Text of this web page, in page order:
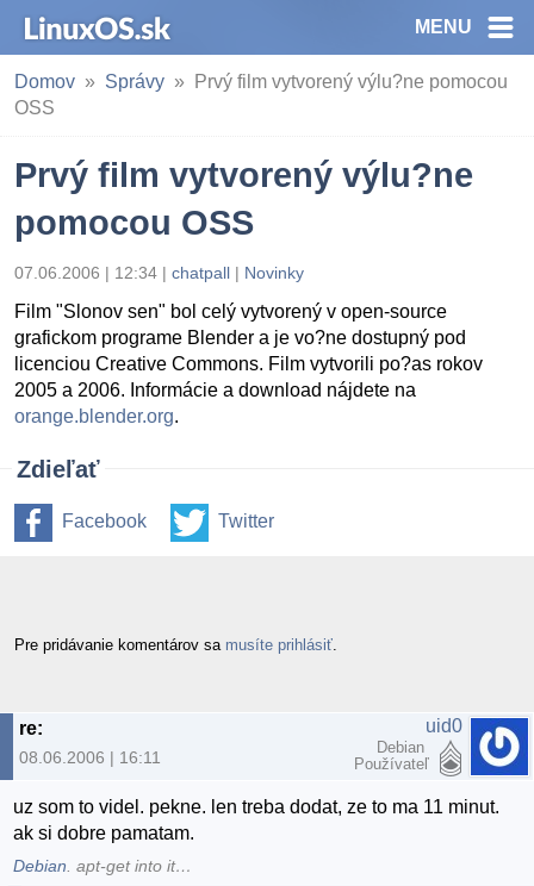
MENU
Domov Správy
Prvý film vytvorený výlu?ne pomocou
OSS
Prvý film vytvorený výlu?ne
pomocou OSS
07.06.2006 | 12:34 | chatpall | Novinky
Film "Slonov sen" bol celý vytvorený v open-source
grafickom programe Blender a je vo?ne dostupný pod
licenciou Creative Commons. Film vytvorili po?as rokov
2005 a 2006. Informácie a download nájdete na
orange.blender.org.
Zdieľať
Facebook Twitter
Pre pridávanie komentárov sa musíte prihlásiť
re:
08.06.2006 | 16:11
uid0
Debian
Používateľ
uz som to videl. pekne. len treba dodat, ze to ma 11 minut.
ak si dobre pamatam.
Debian . apt-get into it…